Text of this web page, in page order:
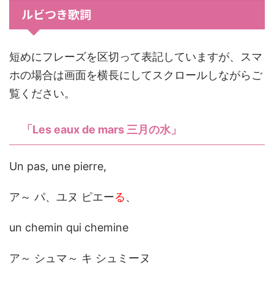
ルビつき歌詞
短めにフレーズを区切って表記していますが、スマ
ホの場合は画面を横長にしてスクロールしながらご
覧ください。
「Les eaux de mars 三月の水」
Un pas, une pierre,
ア～ パ、ユヌ ピエーる、
un chemin qui chemine
ア～ シュマ～ キ シュミーヌ